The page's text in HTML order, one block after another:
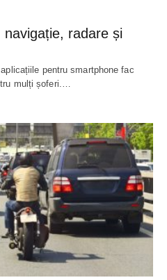
radare și
pentru smartphone fac
mulți șoferi.…